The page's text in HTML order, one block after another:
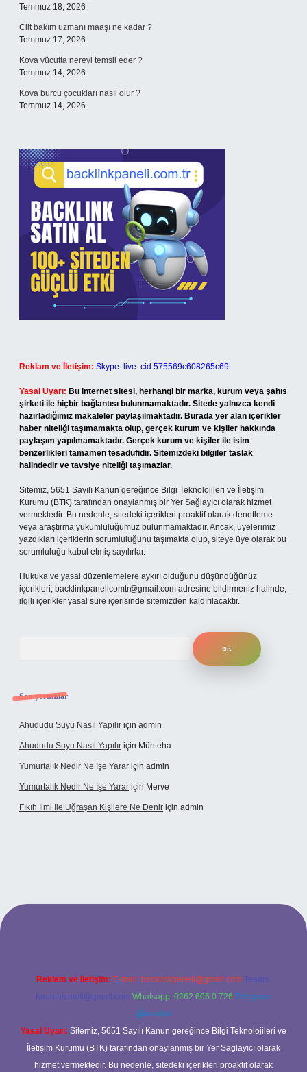
Temmuz 18, 2026
Cilt bakım uzmanı maaşı ne kadar ?
Temmuz 17, 2026
Kova vücutta nereyi temsil eder ?
Temmuz 14, 2026
Kova burcu çocukları nasıl olur ?
Temmuz 14, 2026
Reklam ve İletişim: Skype: live:.cid.575569c608265c69
Yasal Uyarı: Bu internet sitesi, herhangi bir marka, kurum veya şahıs
şirketi ile hiçbir bağlantısı bulunmamaktadır. Sitede yalnızca kendi
hazırladığımız makaleler paylaşılmaktadır. Burada yer alan içerikler
haber niteliği taşımamakta olup, gerçek kurum ve kişiler hakkında
paylaşım yapılmamaktadır. Gerçek kurum ve kişiler ile isim
benzerlikleri tamamen tesadüfidir. Sitemizdeki bilgiler taslak
halindedir ve tavsiye niteliği taşımazlar.
Sitemiz, 5651 Sayılı Kanun gereğince Bilgi Teknolojileri ve İletişim
Kurumu (BTK) tarafından onaylanmış bir Yer Sağlayıcı olarak hizmet
vermektedir. Bu nedenle, sitedeki içerikleri proaktif olarak denetleme
veya araştırma yükümlülüğümüz bulunmamaktadır. Ancak, üyelerimiz
yazdıkları içeriklerin sorumluluğunu taşımakta olup, siteye üye olarak bu
sorumluluğu kabul etmiş sayılırlar.
Hukuka ve yasal düzenlemelere aykırı olduğunu düşündüğünüz
içerikleri, backlinkpanelicomtr@gmail.com adresine bildirmeniz halinde,
ilgili içerikler yasal süre içerisinde sitemizden kaldırılacaktır.
Son yorumlar
Ahududu Suyu Nasıl Yapılır için admin
Ahududu Suyu Nasıl Yapılır için Münteha
Yumurtalık Nedir Ne Işe Yarar için admin
Yumurtalık Nedir Ne Işe Yarar için Merve
Fıkıh Ilmi Ile Uğraşan Kişilere Ne Denir için admin
Reklam ve İletişim: E-mail: backlinkpaneli@gmail.com Teams:
forumhizmeti@gmail.com Whatsapp: 0262 606 0 726 Telegram:
@karabul
Yasal Uyarı: Sitemiz, 5651 Sayılı Kanun gereğince Bilgi Teknolojileri ve
İletişim Kurumu (BTK) tarafından onaylanmış bir Yer Sağlayıcı olarak
hizmet vermektedir. Bu nedenle, sitedeki içerikleri proaktif olarak